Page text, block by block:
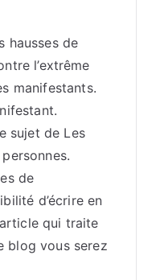
hausses de
l’extrême
manifestants.
sujet de Les
de
d’écrire en
qui traite
blog vous serez